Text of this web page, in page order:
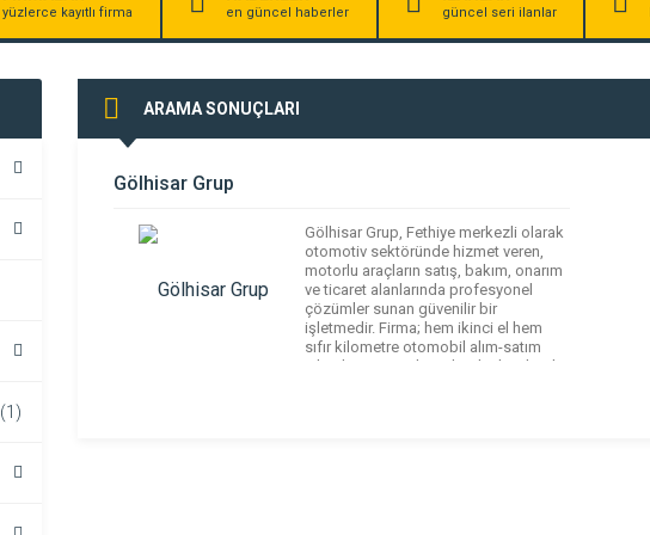
yüzlerce kayıtlı firma en güncel haberler güncel seri ilanlar
(1)
ARAMA SONUÇLARI
Gölhisar Grup
Gölhisar Grup, Fethiye merkezli olarak
otomotiv sektöründe hizmet veren,
motorlu araçların satış, bakım, onarım
ve ticaret alanlarında profesyonel
çözümler sunan güvenilir bir
işletmedir. Firma; hem ikinci el hem
sıfır kilometre otomobil alım-satım
işlemleri, araç takası, banka kredisi ile